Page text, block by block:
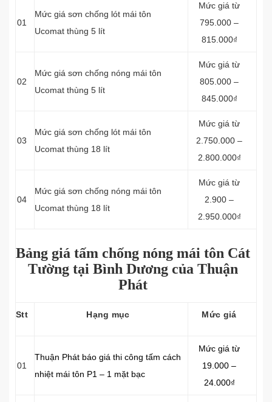
01
Mức giá sơn chống lót mái tôn
Ucomat thùng 5 lít
Mức giá từ
795.000 –
815.000₫
02
Mức giá sơn chống nóng mái tôn
Ucomat thùng 5 lít
Mức giá từ
805.000 –
845.000₫
03
Mức giá sơn chống lót mái tôn
Ucomat thùng 18 lít
Mức giá từ
2.750.000 –
2.800.000₫
04
Mức giá sơn chống nóng mái tôn
Ucomat thùng 18 lít
Mức giá từ
2.900 –
2.950.000₫
Bảng giá tấm chống nóng mái tôn Cát
Tường tại Bình Dương của Thuận
Phát
Stt Hạng mục Mức giá
01
Thuận Phát báo giá thi công tấm cách
nhiệt mái tôn P1 – 1 mặt bạc
Mức giá từ
19.000 –
24.000₫